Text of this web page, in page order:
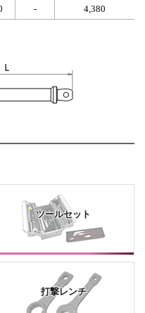
- 4,380
ツールセット
打撃レンチ